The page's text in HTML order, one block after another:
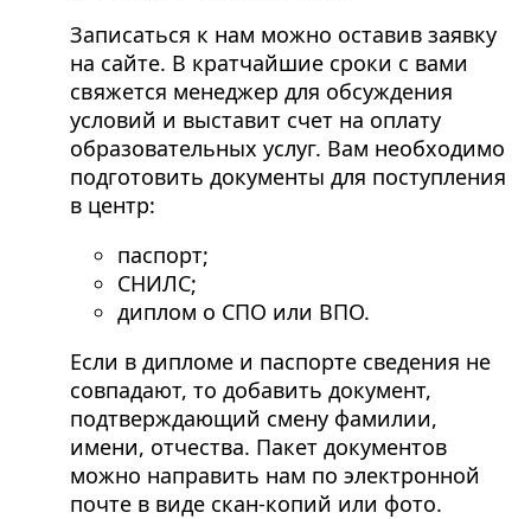
Записаться к нам можно оставив заявку
на сайте. В кратчайшие сроки с вами
свяжется менеджер для обсуждения
условий и выставит счет на оплату
образовательных услуг. Вам необходимо
подготовить документы для поступления
в центр:
паспорт;
СНИЛС;
диплом о СПО или ВПО.
Если в дипломе и паспорте сведения не
совпадают, то добавить документ,
подтверждающий смену фамилии,
имени, отчества. Пакет документов
можно направить нам по электронной
почте в виде скан-копий или фото.